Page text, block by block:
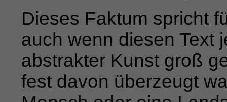
Dieses Faktum spricht
auch wenn diesen Text
abstrakter Kunst groß
fest davon überzeugt